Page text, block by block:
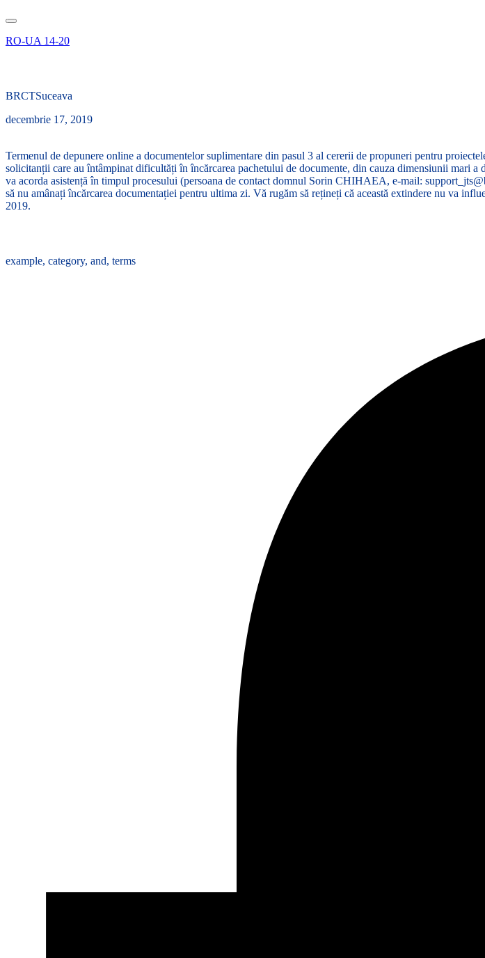
RO-UA 14-20
BRCTSuceava
decembrie 17, 2019
Termenul de depunere online a documentelor suplimentare din pasul 3 al cererii de propuneri pentru
solicitanții care au întâmpinat dificultăți în încărcarea pachetului de documente, din cauza dimensiunii mari
va acorda asistență în timpul procesului (persoana de contact domnul Sorin CHIHAEA, e-mail:
să nu amânați încărcarea documentației pentru ultima zi. Vă rugăm să rețineți că această extindere nu va
2019.
example, category, and, terms